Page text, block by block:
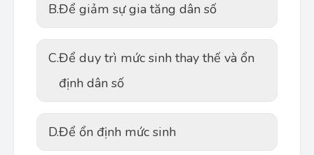
B.Để giảm sự gia tăng dân số
C.Để duy trì mức sinh thay thế và ổn
định dân số
D.Để ổn định mức sinh